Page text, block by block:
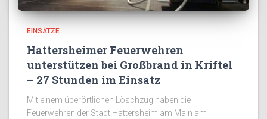
EINSÄTZE
Hattersheimer Feuerwehren
unterstützen bei Großbrand in Kriftel
– 27 Stunden im Einsatz
Mit einem überörtlichen Löschzug haben die
Feuerwehren der Stadt Hattersheim am Main am